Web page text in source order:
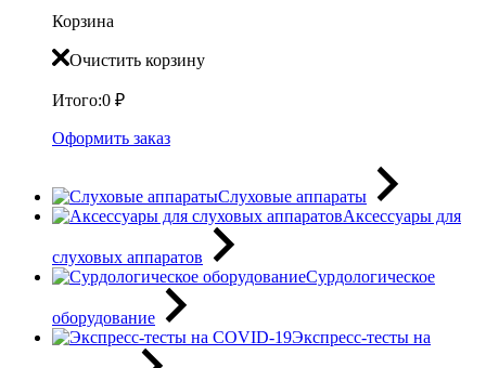
Корзина
Очистить корзину
Итого:0 ₽
Оформить заказ
Слуховые аппараты
Аксессуары для
слуховых аппаратов
Сурдологическое
оборудование
Экспресс-тесты на